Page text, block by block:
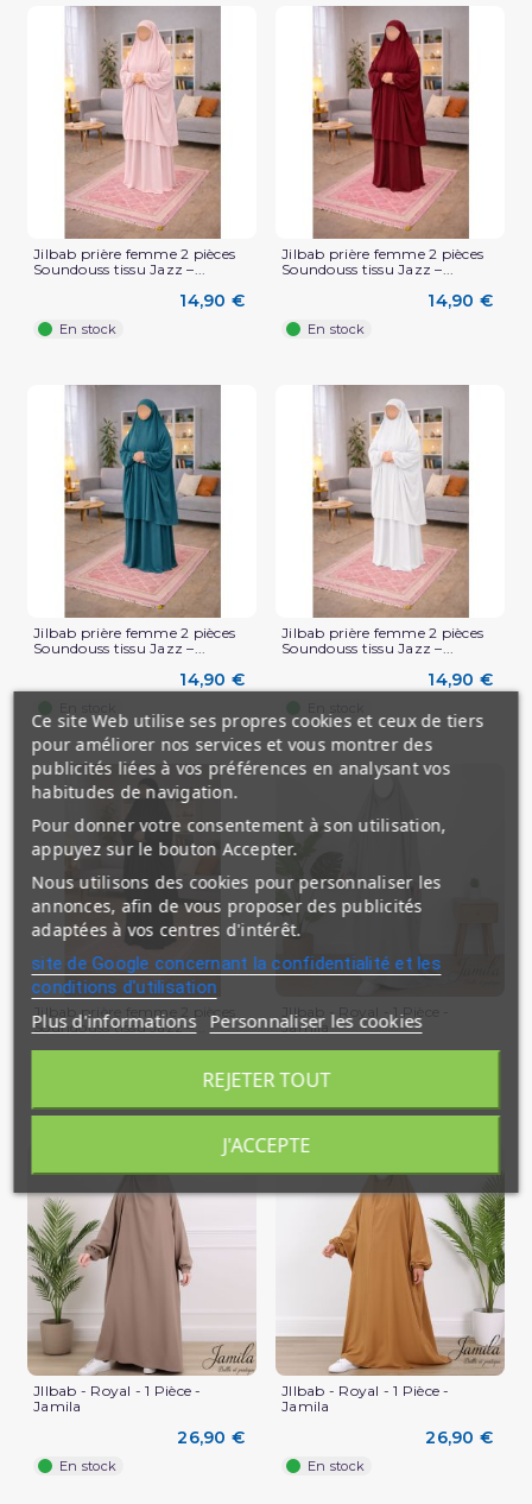
(2 avis)
Jilbab prière femme 2 pièces
Soundouss tissu Jazz –...
14,90 €
En stock
Jilbab prière femme 2 pièces
Soundouss tissu Jazz –...
14,90 €
En stock
Jilbab prière femme 2 pièces
Soundouss tissu Jazz –...
14,90 €
Jilbab prière femme 2 pièces
Soundouss tissu Jazz –...
14,90 €
Jilbab prière femme 2 pièces
Soundouss tissu Jazz –...
JIlbab - Royal - 1 Pièce -
Jamila
En stock
JIlbab - Royal - 1 Pièce -
Jamila
26,90 €
En stock
JIlbab - Royal - 1 Pièce -
Jamila
26,90 €
En stock
Ce site Web utilise ses propres cookies et ceux de tiers
pour améliorer nos services et vous montrer des
publicités liées à vos préférences en analysant vos
habitudes de navigation.
Pour donner votre consentement à son utilisation,
appuyez sur le bouton Accepter.
Nous utilisons des cookies pour personnaliser les
annonces, afin de vous proposer des publicités
adaptées à vos centres d'intérêt.
site de Google concernant la confidentialité et les
conditions d'utilisation
Plus d'informations Personnaliser les cookies
REJETER TOUT
J'ACCEPTE